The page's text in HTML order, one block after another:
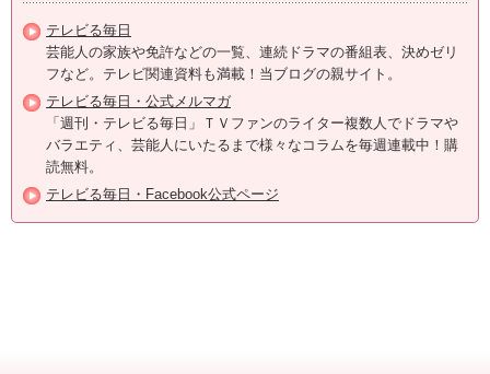
テレビる毎日
芸能人の家族や免許などの一覧、連続ドラマの番組表、決めゼリ
フなど。テレビ関連資料も満載！当ブログの親サイト。
テレビる毎日・公式メルマガ
「週刊・テレビる毎日」ＴＶファンのライター複数人でドラマや
バラエティ、芸能人にいたるまで様々なコラムを毎週連載中！購
読無料。
テレビる毎日・Facebook公式ページ